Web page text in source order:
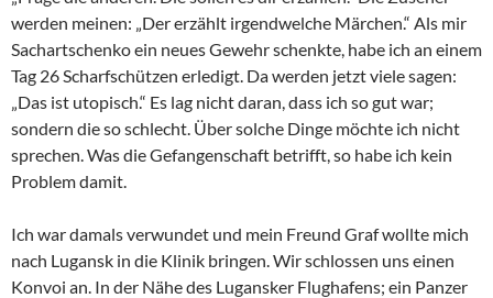
werden meinen: „Der erzählt irgendwelche Märchen.“ Als mir
Sachartschenko ein neues Gewehr schenkte, habe ich an einem
Tag 26 Scharfschützen erledigt. Da werden jetzt viele sagen:
„Das ist utopisch.“ Es lag nicht daran, dass ich so gut war;
sondern die so schlecht. Über solche Dinge möchte ich nicht
sprechen. Was die Gefangenschaft betrifft, so habe ich kein
Problem damit.
Ich war damals verwundet und mein Freund Graf wollte mich
nach Lugansk in die Klinik bringen. Wir schlossen uns einen
Konvoi an. In der Nähe des Lugansker Flughafens; ein Panzer